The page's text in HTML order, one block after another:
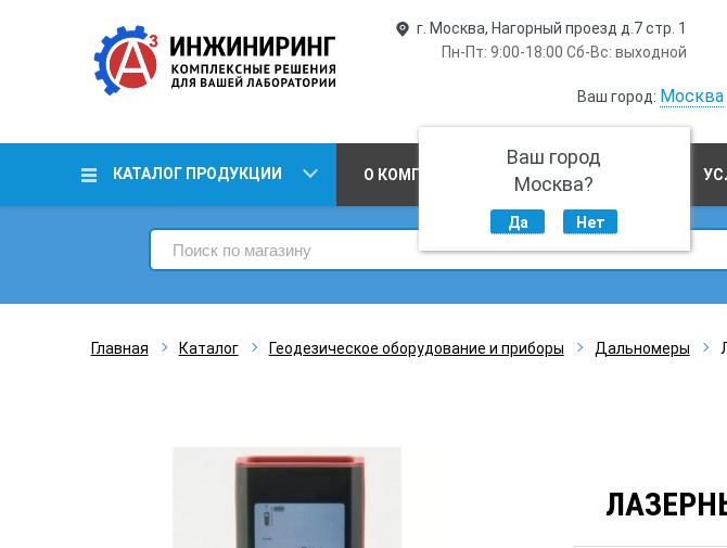
г. Москва, Нагорный проезд д.7 стр. 1
Пн-Пт: 9:00-18:00 Сб-Вс: выходной
Ваш город: Москва
Ваш город
Москва?
Да Нет
КАТАЛОГ ПРОДУКЦИИ О КОМПАНИИ ПРОИЗВОДСТВО
Главная Каталог Геодезическое оборудование и приборы Дальномеры